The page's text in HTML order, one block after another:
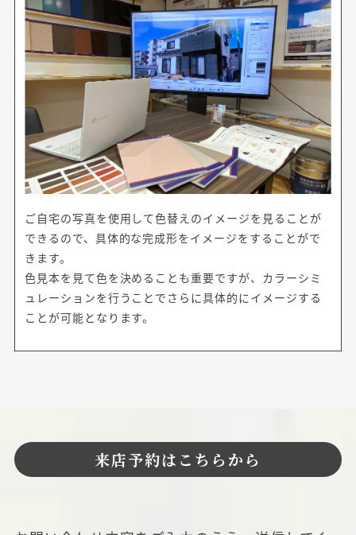
ご自宅の写真を使用して色替えのイメージを見ることが
できるので、具体的な完成形をイメージをすることがで
きます。
色見本を見て色を決めることも重要ですが、カラーシミ
ュレーションを行うことでさらに具体的にイメージする
ことが可能となります。
来店予約はこちらから